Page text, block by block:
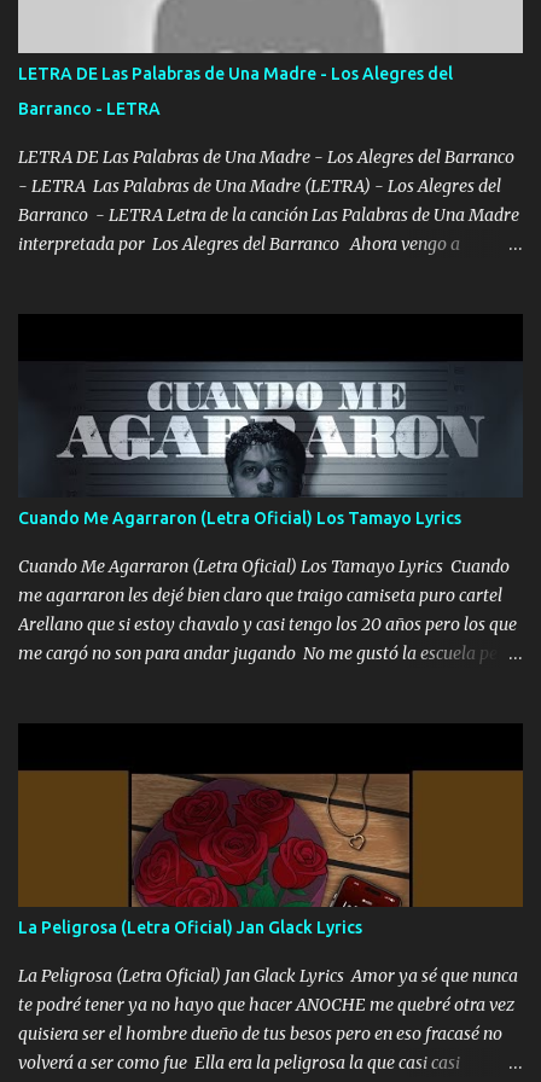
se atora Pero nunca le aflojamos Ya me han pasado cosas Y
aunque ustedes no sepan Pero la vida es muy corta Hay que
echarle chingazos Y seguir trabajando porque nada es...
LETRA DE Las Palabras de Una Madre - Los Alegres del
Barranco - LETRA
LETRA DE Las Palabras de Una Madre - Los Alegres del Barranco
- LETRA Las Palabras de Una Madre (LETRA) - Los Alegres del
Barranco - LETRA Letra de la canción Las Palabras de Una Madre
interpretada por Los Alegres del Barranco Ahora vengo a
quiso, él tiempo sigue pasando y nunca te olvidaremos, aquí
seguiré esperando hasta volvernos a vernos El recuerdo que yo
tengo de mi mente no se va, en mi corazón me llevo lo mismo que
tu papá, a veces me pongo triste porque no puedo mirarte, mas se
que tu me escuchas porque tu eres mi gran ángel, El desespero me
llega para reunirme contigo, tu iluminas mi sendero por siempre
serás mi niño, del amor que yo te tengo es co...
Cuando Me Agarraron (Letra Oficial) Los Tamayo Lyrics
Cuando Me Agarraron (Letra Oficial) Los Tamayo Lyrics Cuando
me agarraron les dejé bien claro que traigo camiseta puro cartel
Arellano que si estoy chavalo y casi tengo los 20 años pero los que
me cargó no son para andar jugando No me gustó la escuela pero
Yo Soy El De Las Pacas Sobrino Del Brazo Armad0 Con mi Glock
fajado y mi R terciado me van a ver allá por TJ para un licenciado
mando un abrazo andamos al cien Choritas también Música
Ando en la colonia bien acelerado traigo un M2 que nunca me ha
fallado para mi compadre mandó un fuerte abrazo también al
Especial sabe que lo apreciamos En los mejores antros me verán
tomando con mujeres hermosas y botellas destapando siempre
bien cuidado bien atrabancado y a los que me conocen ya saben de
lo que hablo Entre lob...
La Peligrosa (Letra Oficial) Jan Glack Lyrics
La Peligrosa (Letra Oficial) Jan Glack Lyrics Amor ya sé que nunca
te podré tener ya no hayo que hacer ANOCHE me quebré otra vez
quisiera ser el hombre dueño de tus besos pero en eso fracasé no
volverá a ser como fue Ella era la peligrosa la que casi casi